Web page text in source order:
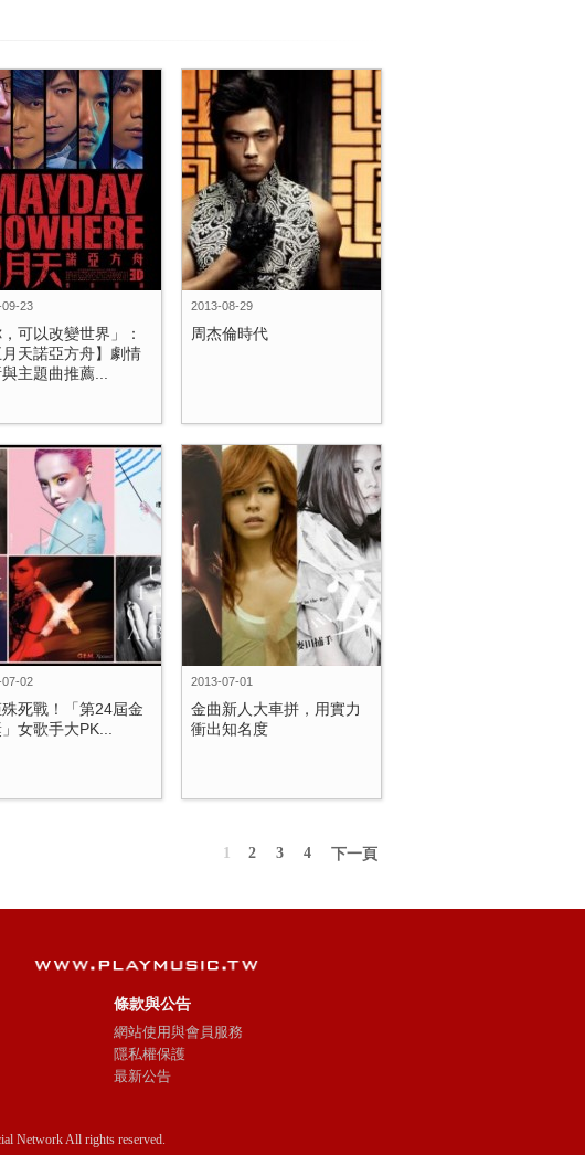
23
，可以改變世界」：
月天諾亞方舟】劇情
主題曲推薦...
2013-08-29
周杰倫時代
02
死戰！「第24屆金
女歌手大PK...
2013-07-01
金曲新人大車拼，用實力
衝出知名度
1 2 3 4 下一頁
條款與公告
網站使用與會員服務
隱私權保護
最新公告
Network All rights reserved.